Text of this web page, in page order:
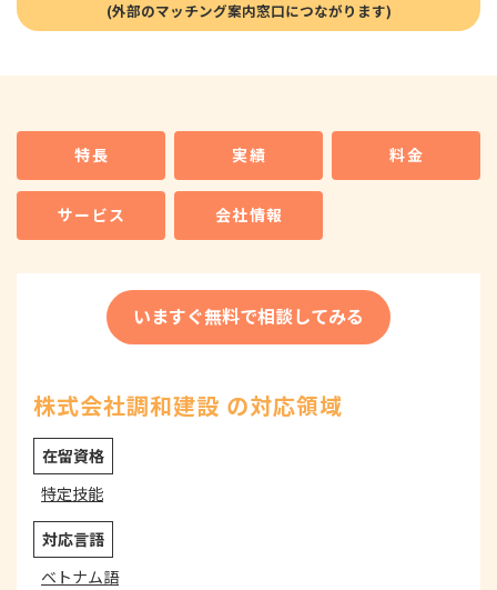
特長 実績 料金
サービス 会社情報
いますぐ無料で相談してみる
株式会社調和建設 の対応領域
在留資格
特定技能
対応言語
ベトナム語